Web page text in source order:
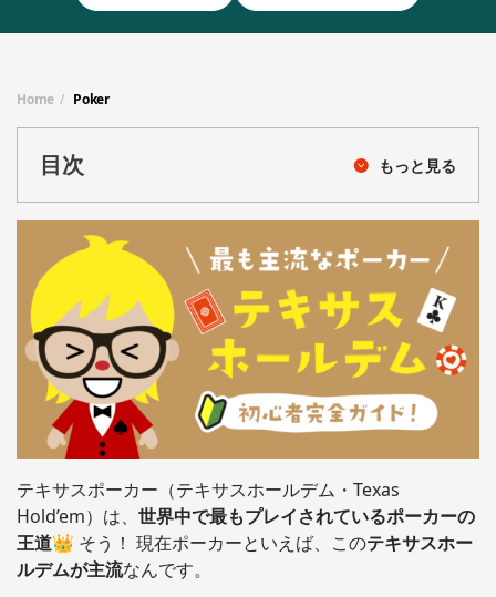
Home Poker
目次 もっと見る
テキサスポーカー（テキサスホールデム・Texas
Hold’em）は、 世界中で最もプレイされているポーカーの
王道👑 そう！ 現在ポーカーといえば、このテキサスホー
ルデムが主流なんです。